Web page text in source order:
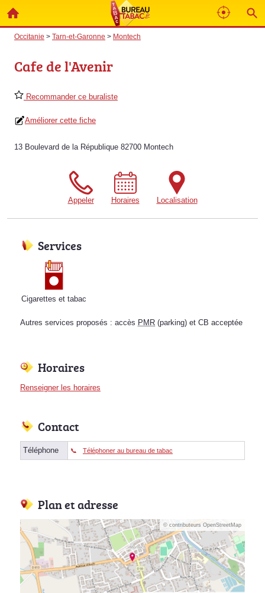
Occitanie > Tarn-et-Garonne > Montech
Cafe de l'Avenir
Recommander ce buraliste
Améliorer cette fiche
13 Boulevard de la République 82700 Montech
Appeler Horaires Localisation
Services
Cigarettes et tabac
Autres services proposés : accès PMR (parking) et CB acceptée
Horaires
Renseigner les horaires
Contact
Téléphone Téléphoner au bureau de tabac
Plan et adresse
© contributeurs OpenStreetMap